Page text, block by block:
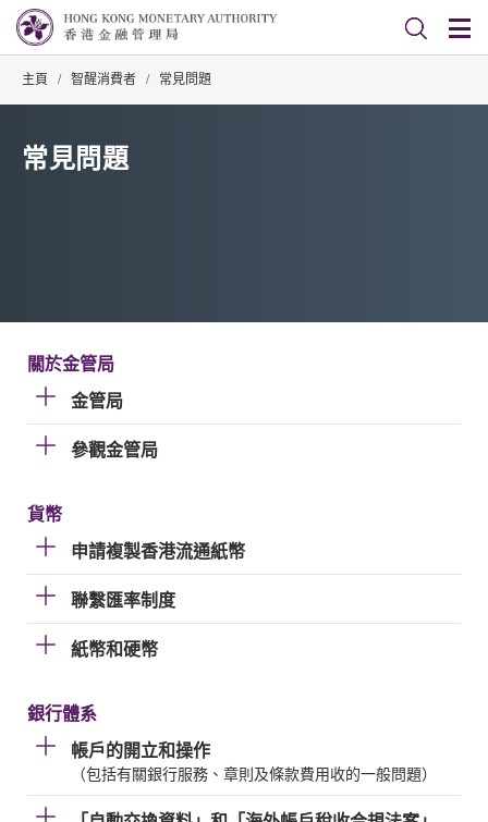
主頁 / 智醒消費者 / 常見問題
常見問題
關於金管局
金管局
參觀金管局
貨幣
申請複製香港流通紙幣
聯繫匯率制度
紙幣和硬幣
銀行體系
帳戶的開立和操作
（包括有關銀行服務、章則及條款費用收的一般問題）